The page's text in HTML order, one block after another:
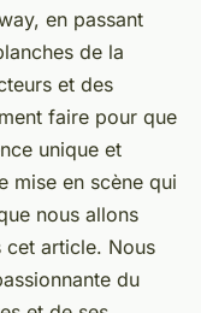
en passant
de la
et des
faire pour que
unique et
mise en scène qui
nous allons
cet article. Nous
du